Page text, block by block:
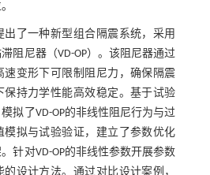
了一种新型组合隔震系统，采用
阻尼器（VD-OP）。该阻尼器通过
速变形下可限制阻尼力，确保隔震
保持力学性能高效稳定。基于试验
拟了VD-OP的非线性阻尼行为与过
模拟与试验验证，建立了参数优化
针对VD-OP的非线性参数开展参数
设计方法。通过对比设计案例，